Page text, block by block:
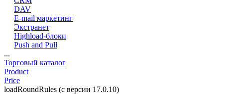
DAV
E-mail маркетинг
Экстранет
Highload-блоки
Push and Pull
...
Торговый каталог
Product
Price
loadRoundRules (с версии 17.0.10)